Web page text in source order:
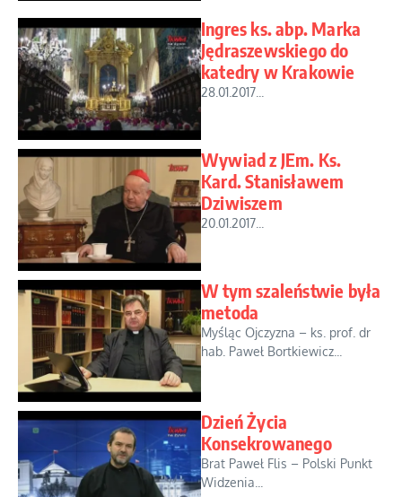
Ingres ks. abp. Marka
Jędraszewskiego do
katedry w Krakowie
28.01.2017...
Wywiad z JEm. Ks.
Kard. Stanisławem
Dziwiszem
20.01.2017...
W tym szaleństwie była
metoda
Myśląc Ojczyzna – ks. prof. dr
hab. Paweł Bortkiewicz...
Dzień Życia
Konsekrowanego
Brat Paweł Flis – Polski Punkt
Widzenia...